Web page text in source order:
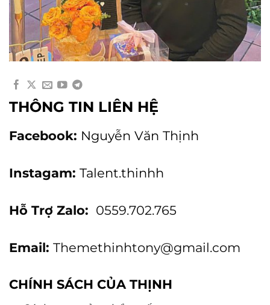
THÔNG TIN LIÊN HỆ
Facebook: Nguyễn Văn Thịnh
Instagam: Talent.thinhh
Hỗ Trợ Zalo: 0559.702.765
Email: Themethinhtony@gmail.com
CHÍNH SÁCH CỦA THỊNH